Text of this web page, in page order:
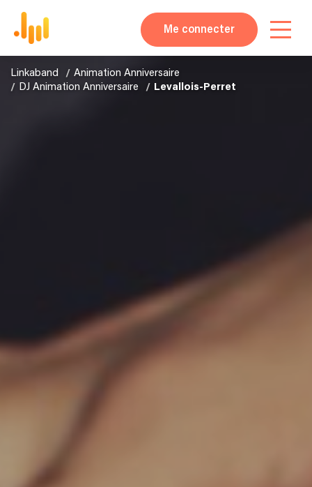
Me connecter
Linkaband
Animation Anniversaire
DJ Animation Anniversaire
Levallois-Perret